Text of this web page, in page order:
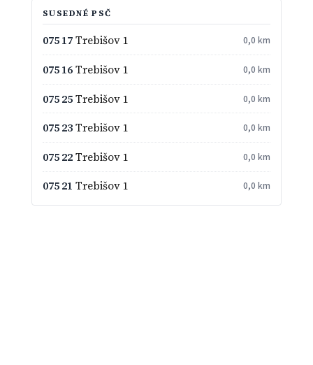
SUSEDNÉ PSČ
075 17Trebišov 1 0,0 km
075 16Trebišov 1 0,0 km
075 25Trebišov 1 0,0 km
075 23Trebišov 1 0,0 km
075 22Trebišov 1 0,0 km
075 21 Trebišov 1 0,0 km